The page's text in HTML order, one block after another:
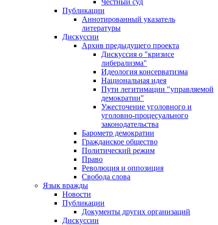
Честный суд
Публикации
Аннотированный указатель
литературы
Дискуссии
Архив предыдущего проекта
Дискуссия о "кризисе
либерализма"
Идеология консерватизма
Национальная идея
Пути легитимации "управляемой
демократии"
Ужесточение уголовного и
уголовно-процесуального
законодательства
Барометр демократии
Гражданское общество
Политический режим
Право
Революция и оппозиция
Свобода слова
Язык вражды
Новости
Публикации
Документы других организаций
Дискуссии